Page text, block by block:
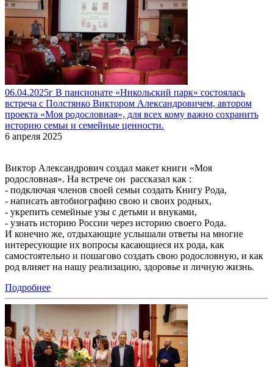
06.04.2025г В пансионате «Никольский парк» состоялась
встреча с Полстянко Виктором Александровичем, автором
проекта «Моя родословная», для всех кому важно сохранить
историю семьи и семейные ценности.
6 апреля 2025
Виктор Александрович создал макет книги «Моя
родословная». На встрече он рассказал как :
- подключая членов своей семьи создать Книгу Рода,
- написать автобиографию свою и своих родных,
- укрепить семейные узы с детьми и внуками,
- узнать историю России через историю своего Рода.
И конечно же, отдыхающие услышали ответы на многие
интересующие их вопросы касающиеся их рода, как
самостоятельно и пошагово создать свою родословную, и как
род влияет на нашу реализацию, здоровье и личную жизнь.
Подробнее